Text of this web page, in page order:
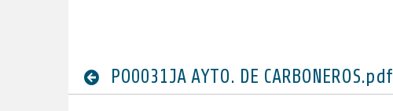
PO0031JA AYTO. DE CARBONEROS.pdf